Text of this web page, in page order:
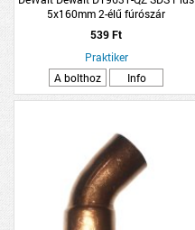
5x160mm 2-élű fúrószár
539 Ft
Praktiker
A bolthoz
Info